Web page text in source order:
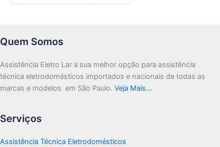
Quem Somos
Assistência Eletro Lar a sua melhor opção para assistência
técnica eletrodomésticos importados e nacionais de todas as
marcas e modelos em São Paulo. Veja Mais…
Serviços
Assistência Técnica Eletrodomésticos